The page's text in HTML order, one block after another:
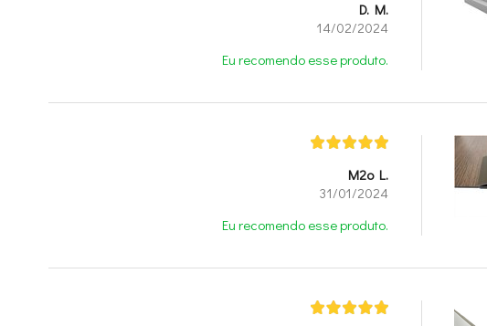
D. M.
14/02/2024
Eu recomendo esse produto.
M2o L.
31/01/2024
Eu recomendo esse produto.